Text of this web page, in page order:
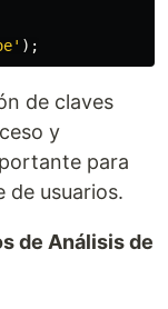
' );
de claves
y
para
de usuarios.
de Análisis de